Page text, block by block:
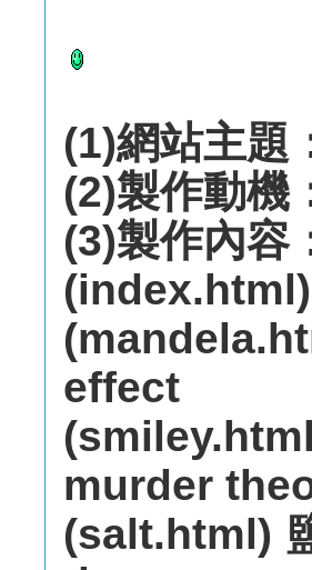
(1)網站主題
(2)製作動機
(3)製作內容
effect
murder
(salt.html)